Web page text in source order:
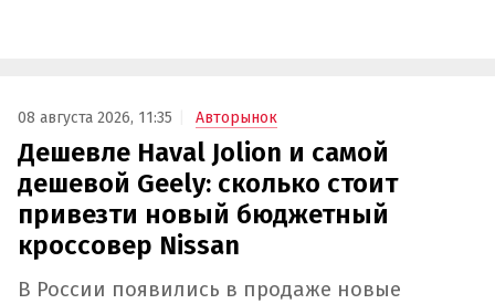
08 августа 2026, 11:35 Авторынок
Дешевле Haval Jolion и самой
дешевой Geely: сколько стоит
привезти новый бюджетный
кроссовер Nissan
В России появились в продаже новые